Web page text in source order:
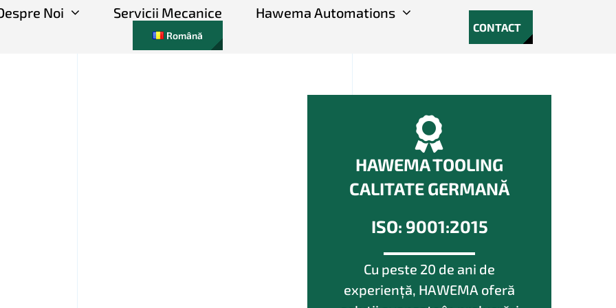
Noi Servicii Mecanice Hawema Automations
Română
CONTACT
HAWEMA TOOLING
CALITATE GERMANĂ
ISO: 9001:2015
Cu peste 20 de ani de
experiență, HAWEMA oferă